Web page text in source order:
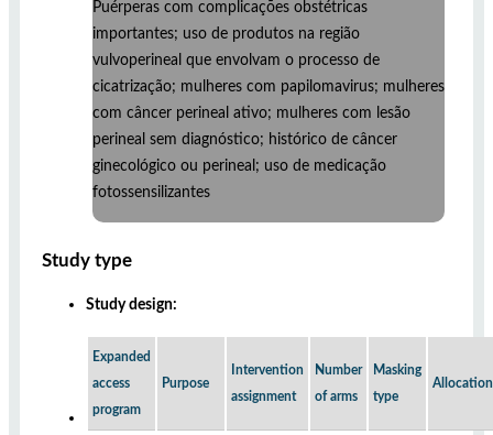
Puérperas com complicações obstétricas
importantes; uso de produtos na região
vulvoperineal que envolvam o processo de
cicatrização; mulheres com papilomavirus; mulheres
com câncer perineal ativo; mulheres com lesão
perineal sem diagnóstico; histórico de câncer
ginecológico ou perineal; uso de medicação
fotossensilizantes
Study type
Study design:
Expanded
access
program
Purpose
Intervention
assignment
Number
of arms
Masking
type
Allocation